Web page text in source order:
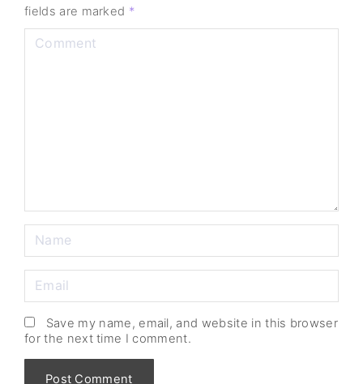
fields are marked *
Save my name, email, and website in this browser
for the next time I comment.